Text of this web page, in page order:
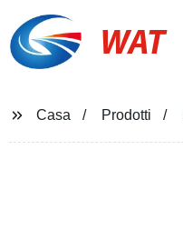
WAT
Casa Prodotti